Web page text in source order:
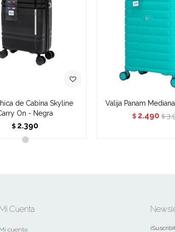
de Cabina Skyline
On - Negra
$ 2.390
Valija Panam
$ 2.490 $
Mi Cuenta
Mi cuenta